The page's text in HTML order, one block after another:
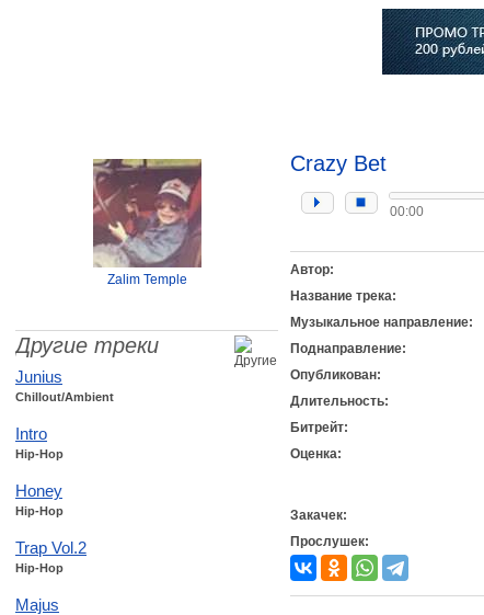
Zalim Temple
Другие треки
Junius
Chillout/Ambient
Intro
Hip-Hop
Honey
Hip-Hop
Trap Vol.2
Hip-Hop
Majus
Crazy Bet
00:00
Автор:
Название трека:
Музыкальное направление:
Поднаправление:
Опубликован:
Длительность:
Битрейт:
Оценка:
Закачек:
Прослушек: